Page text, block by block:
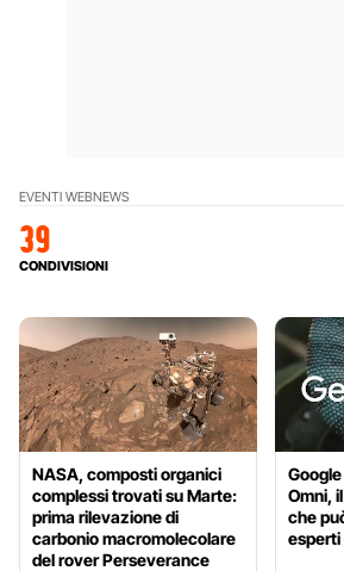
EVENTI WEBNEWS
39
CONDIVISIONI
NASA, composti organici
complessi trovati su Marte:
prima rilevazione di
carbonio macromolecolare
del rover Perseverance
Omni,
che